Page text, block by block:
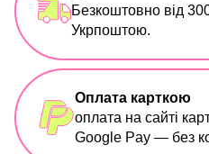
Безкоштовно від
Укрпоштою.
Оплата карткою
оплата на сайті
Google Pay — без